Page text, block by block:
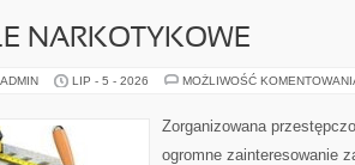
NARKOTYKOWE
LIP - 5 - 2026 MOŻLIWOŚĆ
Zorganizowana
ogromne zainteresowanie